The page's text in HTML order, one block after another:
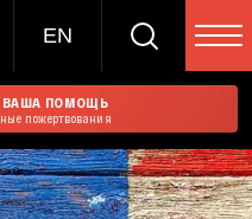
EN
ВАША ПОМОЩЬ
пожертвования